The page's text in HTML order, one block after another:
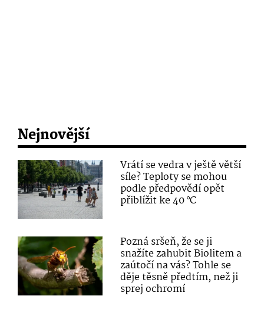
Nejnovější
Vrátí se vedra v ještě větší
síle? Teploty se mohou
podle předpovědí opět
přiblížit ke 40 °C
Pozná sršeň, že se ji
snažíte zahubit Biolitem a
zaútočí na vás? Tohle se
děje těsně předtím, než ji
sprej ochromí